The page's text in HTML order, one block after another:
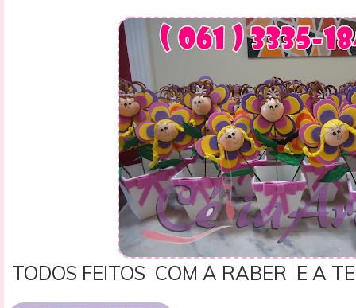
TODOS FEITOS COM A RABER E A